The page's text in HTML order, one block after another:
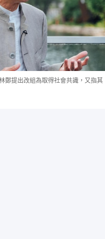
鄭提出改組為取得社會共識，又指其